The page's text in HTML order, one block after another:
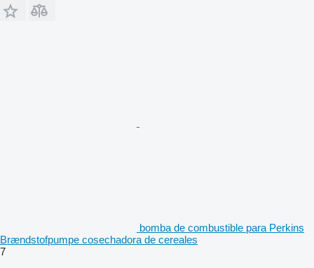
bomba de combustible para Perkins
Brændstofpumpe cosechadora de cereales
7